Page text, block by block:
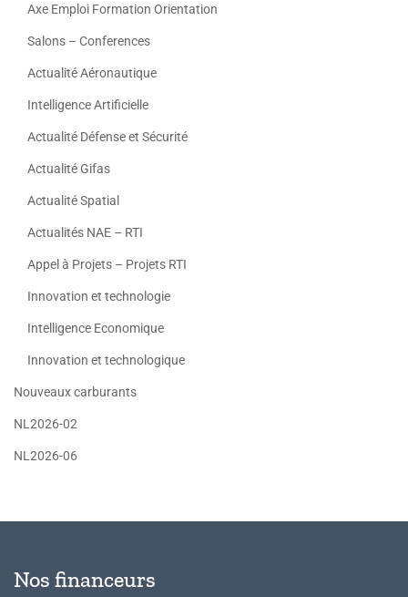
Axe Emploi Formation Orientation
Salons – Conferences
Actualité Aéronautique
Intelligence Artificielle
Actualité Défense et Sécurité
Actualité Gifas
Actualité Spatial
Actualités NAE – RTI
Appel à Projets – Projets RTI
Innovation et technologie
Intelligence Economique
Innovation et technologique
Nouveaux carburants
NL2026-02
NL2026-06
Nos financeurs